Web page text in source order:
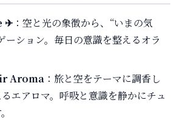
✈︎：空と光の象徴から、“いまの気
ーション。毎日の意識を整えるオラ
Aroma：旅と空をテーマに調香し
エアロマ。呼吸と意識を静かにチュ